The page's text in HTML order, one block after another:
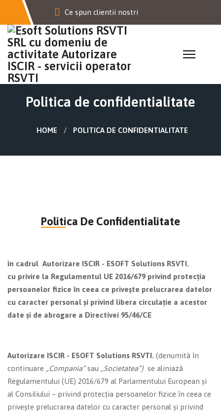
Ce spun clientii nostri
Politica de confidentialitate
HOME POLITICA DE CONFIDENTIALITATE
Politica De Confidentialitate
în cadrul Autorizare ISCIR - ESOFT Solutions RSVTI.
cu privire la Regulamentul UE 2016/679 privind protecția
persoanelor fizice în ceea ce privește prelucrarea datelor
cu caracter personal și privind libera circulație a acestor
date și de abrogare a Directivei 95/46/CE
Autorizare ISCIR - ESOFT Solutions RSVTI. (denumită în
continuare „Compania”sau „Societatea”) se aliniază
Regulamentului (UE) 2016/679 al Parlamentului European și
al Consiliului – privind protecția persoanelor fizice în ceea ce
privește prelucrarea datelor cu caracter personal și privind